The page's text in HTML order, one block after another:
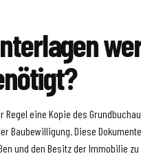
eine Kopie des
Baubewilligung. Diese
und den Besitz der Immobilie zu